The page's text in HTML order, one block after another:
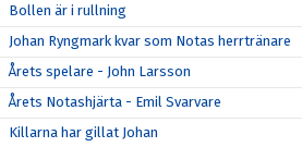
Bollen är i rullning
Johan Ryngmark kvar som Notas herrtränare
Årets spelare - John Larsson
Årets Notashjärta - Emil Svarvare
Killarna har gillat Johan